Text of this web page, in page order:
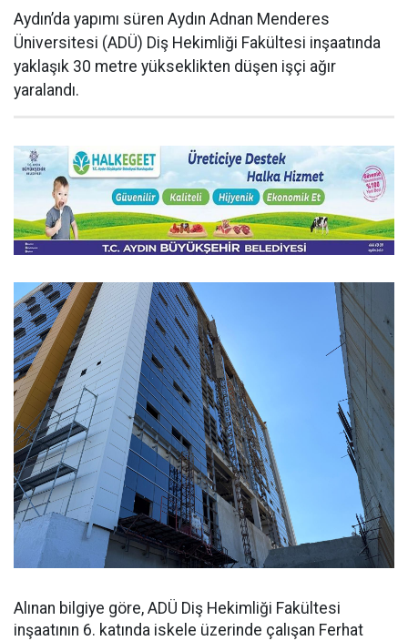
Aydın’da yapımı süren Aydın Adnan Menderes
Üniversitesi (ADÜ) Diş Hekimliği Fakültesi inşaatında
yaklaşık 30 metre yükseklikten düşen işçi ağır
yaralandı.
Alınan bilgiye göre, ADÜ Diş Hekimliği Fakültesi
inşaatının 6. katında iskele üzerinde çalışan Ferhat